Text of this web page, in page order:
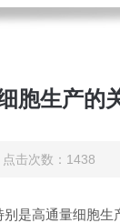
胞生产的
击次数：1438
高通量细胞生